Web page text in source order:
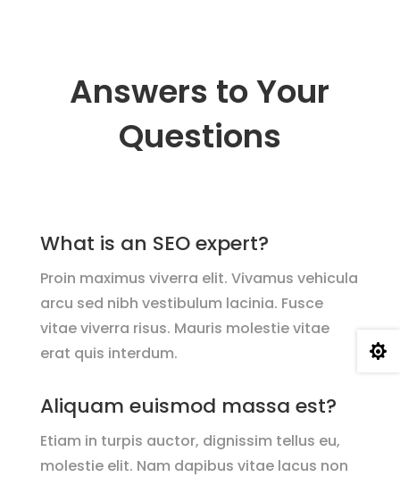
Answers to Your
Questions
What is an SEO expert?
Proin maximus viverra elit. Vivamus vehicula
arcu sed nibh vestibulum lacinia. Fusce
vitae viverra risus. Mauris molestie vitae
erat quis interdum.
Aliquam euismod massa est?
Etiam in turpis auctor, dignissim tellus eu,
molestie elit. Nam dapibus vitae lacus non
